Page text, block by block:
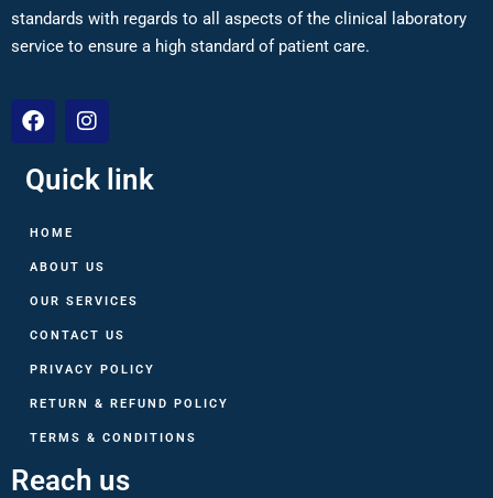
standards with regards to all aspects of the clinical laboratory
service to ensure a high standard of patient care.
Quick link
HOME
ABOUT US
OUR SERVICES
CONTACT US
PRIVACY POLICY
RETURN & REFUND POLICY
TERMS & CONDITIONS
Reach us